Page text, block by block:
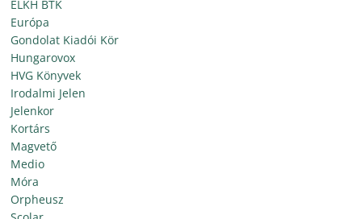
ELKH BTK
Európa
Gondolat Kiadói Kör
Hungarovox
HVG Könyvek
Irodalmi Jelen
Jelenkor
Kortárs
Magvető
Medio
Móra
Orpheusz